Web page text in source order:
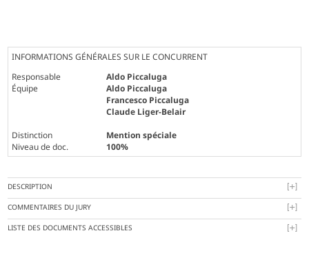
INFORMATIONS GÉNÉRALES SUR LE CONCURRENT
Responsable
Aldo Piccaluga
Équipe
Aldo Piccaluga
Francesco Piccaluga
Claude Liger-Belair
Distinction
Mention spéciale
Niveau de doc.
100%
DESCRIPTION
COMMENTAIRES DU JURY
LISTE DES DOCUMENTS ACCESSIBLES